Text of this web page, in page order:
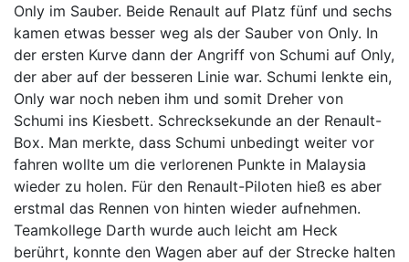
Only im Sauber. Beide Renault auf Platz fünf und sechs
kamen etwas besser weg als der Sauber von Only. In
der ersten Kurve dann der Angriff von Schumi auf Only,
der aber auf der besseren Linie war. Schumi lenkte ein,
Only war noch neben ihm und somit Dreher von
Schumi ins Kiesbett. Schrecksekunde an der Renault-
Box. Man merkte, dass Schumi unbedingt weiter vor
fahren wollte um die verlorenen Punkte in Malaysia
wieder zu holen. Für den Renault-Piloten hieß es aber
erstmal das Rennen von hinten wieder aufnehmen.
Teamkollege Darth wurde auch leicht am Heck
berührt, konnte den Wagen aber auf der Strecke halten